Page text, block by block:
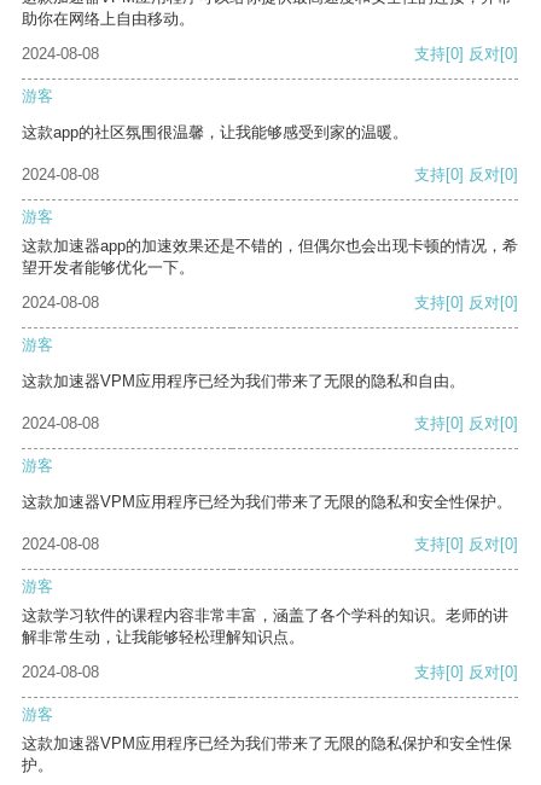
助你在网络上自由移动。
2024-08-08
支持[0] 反对[0]
游客
这款app的社区氛围很温馨，让我能够感受到家的温暖。
2024-08-08 支持[0] 反对[0]
游客
这款加速器app的加速效果还是不错的，但偶尔也会出现卡顿的情况，希
望开发者能够优化一下。
2024-08-08
支持[0] 反对[0]
游客
这款加速器VPM应用程序已经为我们带来了无限的隐私和自由。
2024-08-08 支持[0] 反对[0]
游客
这款加速器VPM应用程序已经为我们带来了无限的隐私和安全性保护。
2024-08-08 支持[0] 反对[0]
游客
这款学习软件的课程内容非常丰富，涵盖了各个学科的知识。老师的讲
解非常生动，让我能够轻松理解知识点。
2024-08-08
支持[0] 反对[0]
游客
这款加速器VPM应用程序已经为我们带来了无限的隐私保护和安全性保
护。